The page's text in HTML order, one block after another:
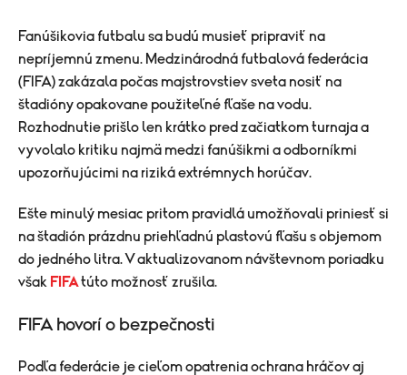
Fanúšikovia futbalu sa budú musieť pripraviť na
nepríjemnú zmenu. Medzinárodná futbalová federácia
(FIFA) zakázala počas majstrovstiev sveta nosiť na
štadióny opakovane použiteľné fľaše na vodu.
Rozhodnutie prišlo len krátko pred začiatkom turnaja a
vyvolalo kritiku najmä medzi fanúšikmi a odborníkmi
upozorňujúcimi na riziká extrémnych horúčav.
Ešte minulý mesiac pritom pravidlá umožňovali priniesť si
na štadión prázdnu priehľadnú plastovú fľašu s objemom
do jedného litra. V aktualizovanom návštevnom poriadku
však FIFAtúto možnosť zrušila.
FIFA hovorí o bezpečnosti
Podľa federácie je cieľom opatrenia ochrana hráčov aj